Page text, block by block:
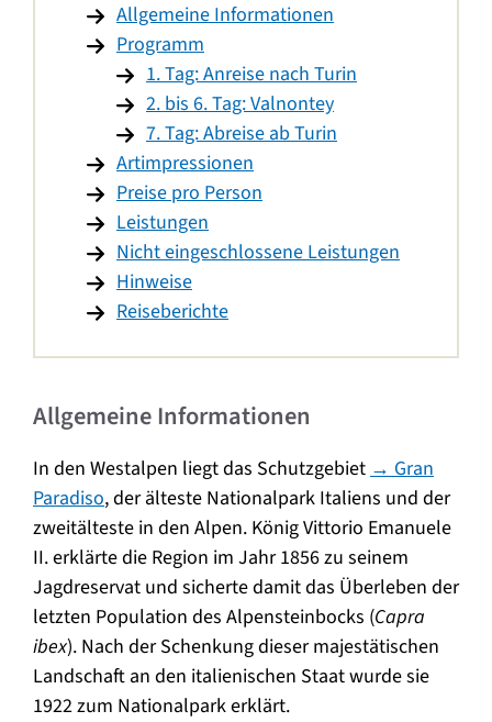
Allgemeine Informationen
Programm
1. Tag: Anreise nach Turin
2. bis 6. Tag: Valnontey
7. Tag: Abreise ab Turin
Artimpressionen
Preise pro Person
Leistungen
Nicht eingeschlossene Leistungen
Hinweise
Reiseberichte
Allgemeine Informationen
In den Westalpen liegt das Schutzgebiet→ Gran
Paradiso, der älteste Nationalpark Italiens und der
zweitälteste in den Alpen. König Vittorio Emanuele
II. erklärte die Region im Jahr 1856 zu seinem
Jagdreservat und sicherte damit das Überleben der
letzten Population des Alpensteinbocks (Capra
ibex). Nach der Schenkung dieser majestätischen
Landschaft an den italienischen Staat wurde sie
1922 zum Nationalpark erklärt.